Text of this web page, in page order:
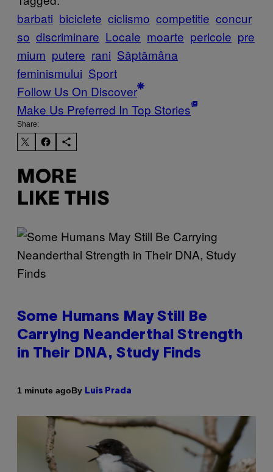
barbati biciclete ciclismo competitie concur
so discriminare Locale moarte pericole pre
mium putere rani Săptămâna
feminismului Sport
Follow Us On Discover
Make Us Preferred In Top Stories
Share:
MORE
LIKE THIS
Some Humans May Still Be
Carrying Neanderthal Strength
in Their DNA, Study Finds
1 minute agoBy Luis Prada